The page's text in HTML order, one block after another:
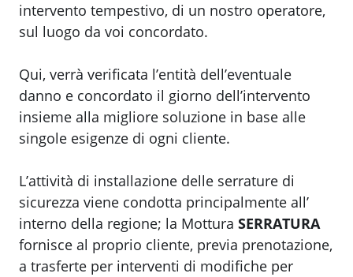
intervento tempestivo, di un nostro operatore,
sul luogo da voi concordato.
Qui, verrà verificata l’entità dell’eventuale
danno e concordato il giorno dell’intervento
insieme alla migliore soluzione in base alle
singole esigenze di ogni cliente.
L’attività di installazione delle serrature di
sicurezza viene condotta principalmente all’
interno della regione; la Mottura SERRATURA
fornisce al proprio cliente, previa prenotazione,
a trasferte per interventi di modifiche per